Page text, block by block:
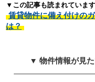
▼この記事も読まれています
賃貸物件に備え付けの
は？
▼ 物件情報が見